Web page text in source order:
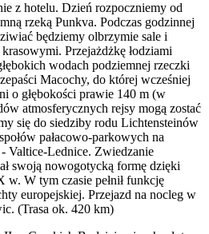
z hotelu. Dzień rozpoczniemy od
rzeką Punkva. Podczas godzinnej
będziemy olbrzymie sale i
Przejażdżkę łodziami
wodach podziemnej rzeczki
Macochy, do której wcześniej
o głębokości prawie 140 m (w
atmosferycznych rejsy mogą zostać
się do siedziby rodu Lichtensteinów
pałacowo-parkowych na
Valtice-Lednice. Zwiedzanie
swoją nowogotycką formę dzięki
W tym czasie pełnił funkcję
europejskiej. Przejazd na nocleg w
(Trasa ok. 420 km)